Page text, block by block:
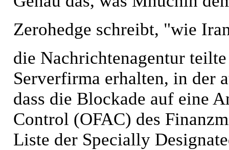
Zerohedge schreibt, "wie
die Nachrichtenagentur
Serverfirma erhalten, in der
dass die Blockade auf eine
Control (OFAC) des
Liste der Specially